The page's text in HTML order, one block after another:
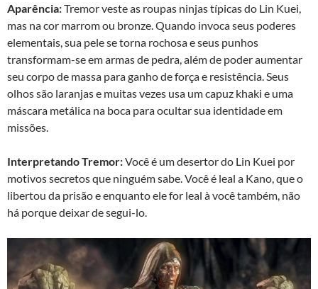
Aparência:Tremor veste as roupas ninjas típicas do Lin Kuei,
mas na cor marrom ou bronze. Quando invoca seus poderes
elementais, sua pele se torna rochosa e seus punhos
transformam-se em armas de pedra, além de poder aumentar
seu corpo de massa para ganho de força e resistência. Seus
olhos são laranjas e muitas vezes usa um capuz khaki e uma
máscara metálica na boca para ocultar sua identidade em
missões.
Interpretando Tremor:Você é um desertor do Lin Kuei por
motivos secretos que ninguém sabe. Você é leal a Kano, que o
libertou da prisão e enquanto ele for leal à você também, não
há porque deixar de segui-lo.